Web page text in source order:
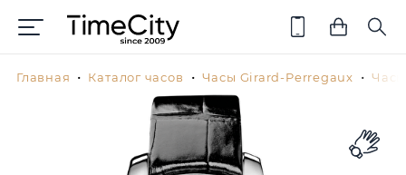
Главная Каталог часов Часы Girard-Perregaux Часы